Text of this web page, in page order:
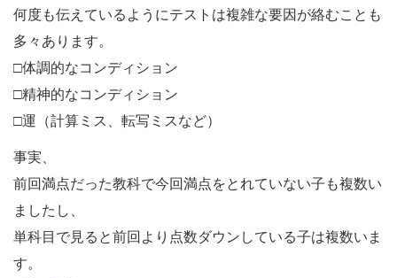
何度も伝えているようにテストは複雑な要因が絡むことも
多々あります。
□体調的なコンディション
□精神的なコンディション
□運（計算ミス、転写ミスなど）
事実、
前回満点だった教科で今回満点をとれていない子も複数い
ましたし、
単科目で見ると前回より点数ダウンしている子は複数いま
す。